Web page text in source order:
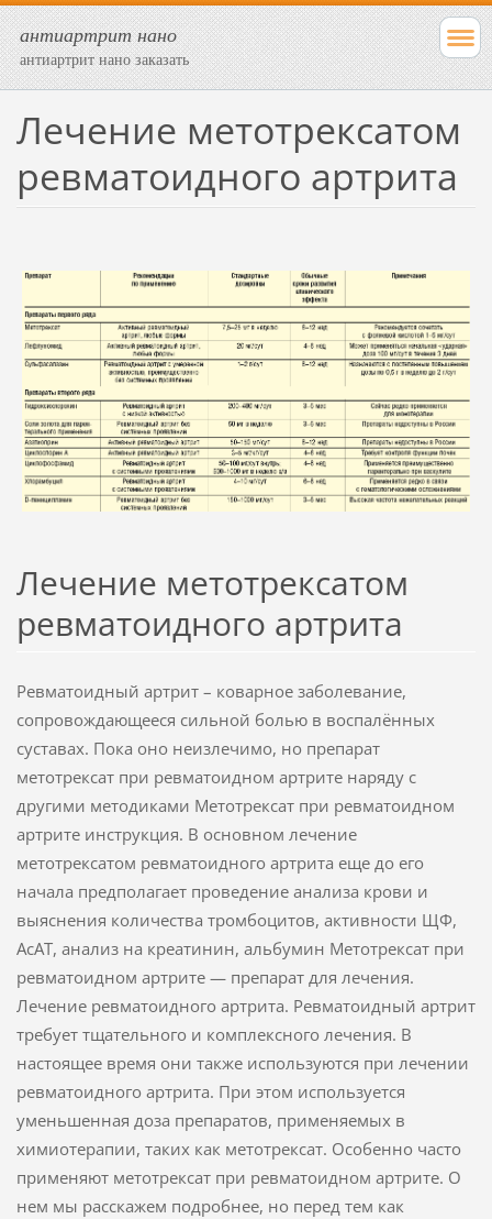
антиартрит нано
антиартрит нано заказать
Лечение метотрексатом
ревматоидного артрита
Лечение метотрексатом
ревматоидного артрита
Ревматоидный артрит – коварное заболевание,
сопровождающееся сильной болью в воспалённых
суставах. Пока оно неизлечимо, но препарат
метотрексат при ревматоидном артрите наряду с
другими методиками Метотрексат при ревматоидном
артрите инструкция. В основном лечение
метотрексатом ревматоидного артрита еще до его
начала предполагает проведение анализа крови и
выяснения количества тромбоцитов, активности ЩФ,
АсАТ, анализ на креатинин, альбумин Mетотрексат при
ревматоидном артрите — препарат для лечения.
Лечение ревматоидного артрита. Ревматоидный артрит
требует тщательного и комплексного лечения. В
настоящее время они также используются при лечении
ревматоидного артрита. При этом используется
уменьшенная доза препаратов, применяемых в
химиотерапии, таких как метотрексат. Особенно часто
применяют метотрексат при ревматоидном артрите. О
нем мы расскажем подробнее, но перед тем как